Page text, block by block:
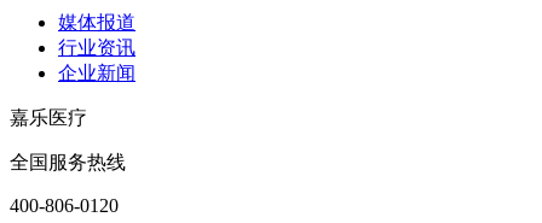
媒体报道
行业资讯
企业新闻
嘉乐医疗
全国服务热线
400-806-0120